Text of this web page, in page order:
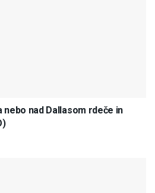
nad Dallasom rdeče in